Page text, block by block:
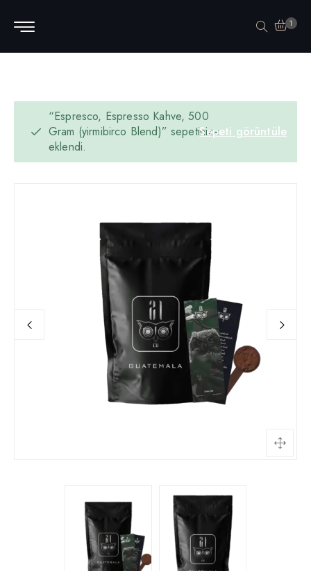
1
Sepeti görüntüle
“Espresco, Espresso Kahve, 500
Gram (yirmibirco Blend)” sepetinize
eklendi.